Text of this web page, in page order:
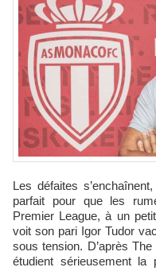
Les défaites s’enchaînent, la pression monte et le timing est
parfait pour que les
Premier League, à un
voit son pari Igor Tudor
sous tension. D’après
étudient sérieusement